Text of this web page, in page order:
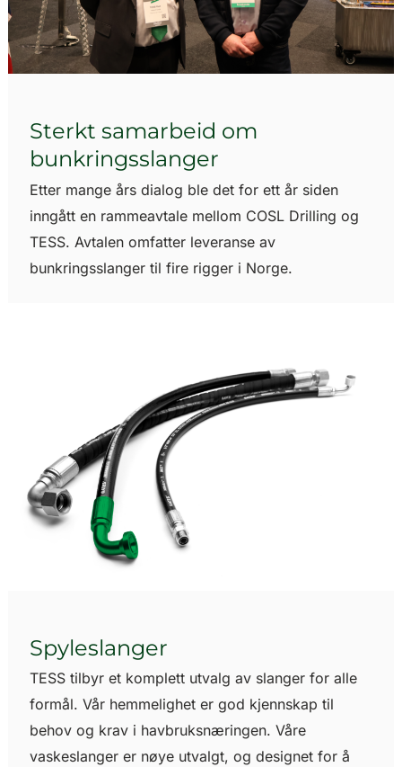
Sterkt samarbeid om
bunkringsslanger
Etter mange års dialog ble det for ett år siden
inngått en rammeavtale mellom COSL Drilling og
TESS. Avtalen omfatter leveranse av
bunkringsslanger til fire rigger i Norge.
Spyleslanger
TESS tilbyr et komplett utvalg av slanger for alle
formål. Vår hemmelighet er god kjennskap til
behov og krav i havbruksnæringen. Våre
vaskeslanger er nøye utvalgt, og designet for å